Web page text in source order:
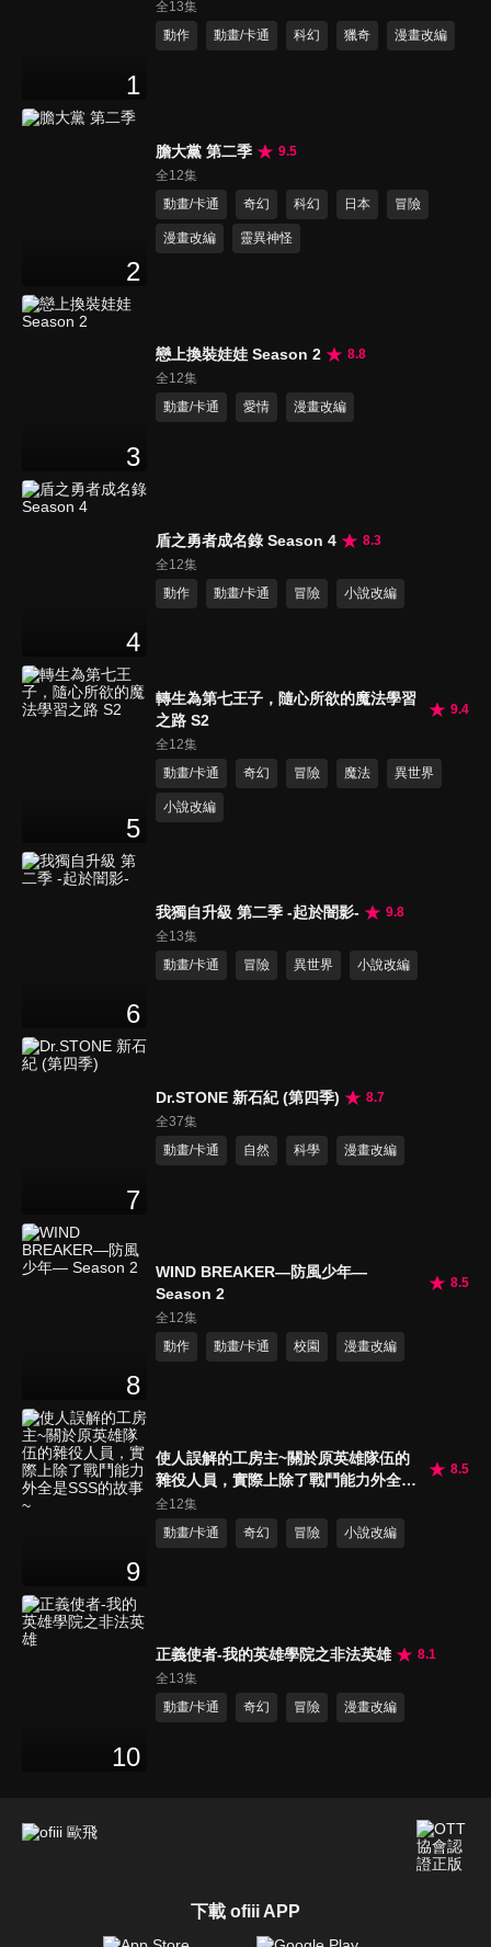
1
全13集
動作
動畫/卡通 科幻 獵奇 漫畫改編
2
膽大黨 第二季
9.5
全12集
動畫/卡通
奇幻 科幻 日本 冒險
漫畫改編 靈異神怪
3
戀上換裝娃娃 Season 2
8.8
全12集
動畫/卡通
愛情 漫畫改編
4
盾之勇者成名錄 Season 4
8.3
全12集
動作
動畫/卡通 冒險 小說改編
5
轉生為第七王子，隨心所欲的魔法學習
之路 S2
9.4
全12集
動畫/卡通
奇幻 冒險 魔法 異世界
小說改編
6
我獨自升級 第二季 -起於闇影-
9.8
全13集
動畫/卡通
冒險 異世界 小說改編
7
Dr.STONE 新石紀 (第四季)
8.7
全37集
動畫/卡通
自然 科學 漫畫改編
8
WIND BREAKER—防風少年—
Season 2
8.5
全12集
動作
動畫/卡通 校園 漫畫改編
9
使人誤解的工房主~關於原英雄隊伍的
雜役人員，實際上除了戰鬥能力外全是
SSS的故事~
8.5
全12集
動畫/卡通
奇幻 冒險 小說改編
10
正義使者-我的英雄學院之非法英雄
8.1
全13集
動畫/卡通
奇幻 冒險 漫畫改編
下載 ofiii APP